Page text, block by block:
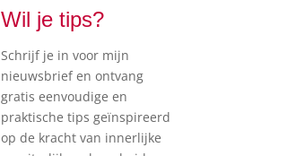
Wil je tips?
Schrijf je in voor mijn
nieuwsbrief en ontvang
gratis eenvoudige en
praktische tips geïnspireerd
op de kracht van innerlijke